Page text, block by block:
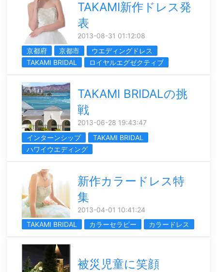
TAKAMI新作ドレス発
表
2013-08-31 01:12:08
京都府
京都市
ウエディングドレス
TAKAMI BRIDAL
ロイヤルエグゼクティブ
TAKAMI BRIDALの挑
戦
2013-06-28 19:43:47
インターンシップ
TAKAMI BRIDAL
ハワイウエディング
新作カラードレス特
集
2013-04-01 10:41:24
TAKAMI BRIDAL
カラーセラピー カラードレス
被災児童に笑顔